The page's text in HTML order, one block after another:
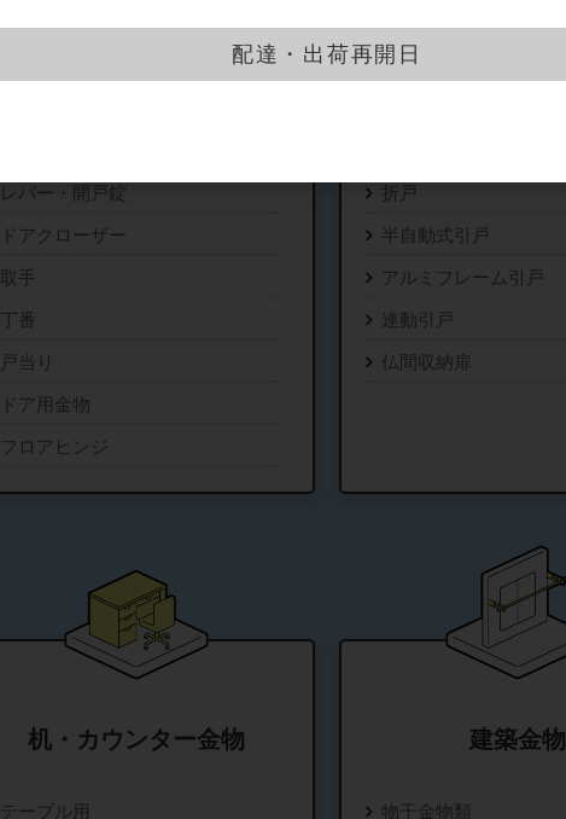
レバー・開戸錠
ドアクローザー
取手
丁番
戸当り
ドア用金物
フロアヒンジ
折戸
半自動式引戸
アルミフレーム引戸
連動引戸
仏間収納扉
机・カウンター金物
テーブル用
建築金物
物干金物類
配達・出荷再開日